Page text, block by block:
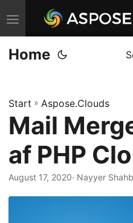
S
k
i
n
a
i
g
Home
Start » Aspose.Clouds
Mail
af PHP
August 17, 2020· Nayyer